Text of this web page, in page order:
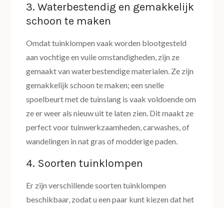
3. Waterbestendig en gemakkelijk
schoon te maken
Omdat tuinklompen vaak worden blootgesteld
aan vochtige en vuile omstandigheden, zijn ze
gemaakt van waterbestendige materialen. Ze zijn
gemakkelijk schoon te maken; een snelle
spoelbeurt met de tuinslang is vaak voldoende om
ze er weer als nieuw uit te laten zien. Dit maakt ze
perfect voor tuinwerkzaamheden, carwashes, of
wandelingen in nat gras of modderige paden.
4. Soorten tuinklompen
Er zijn verschillende soorten tuinklompen
beschikbaar, zodat u een paar kunt kiezen dat het